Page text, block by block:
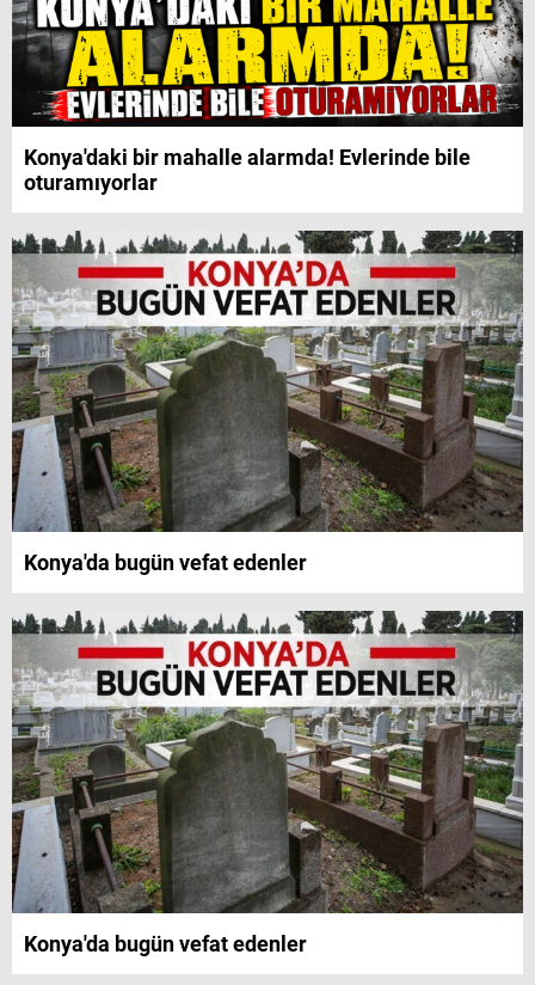
Konya'daki bir mahalle alarmda! Evlerinde bile
oturamıyorlar
Konya'da bugün vefat edenler
Konya'da bugün vefat edenler